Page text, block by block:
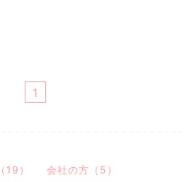
1
19） 会社の方（5）